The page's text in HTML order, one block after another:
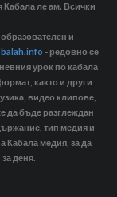
Кабала ле ам. Всички
и
- редовно се
урок по кабала
както и други
видео клипове,
да бъде разглеждан
тип медия и
Кабала медия, за да
деня.